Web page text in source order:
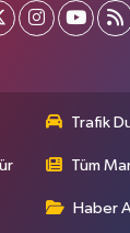
Trafik
Tüm
Haber